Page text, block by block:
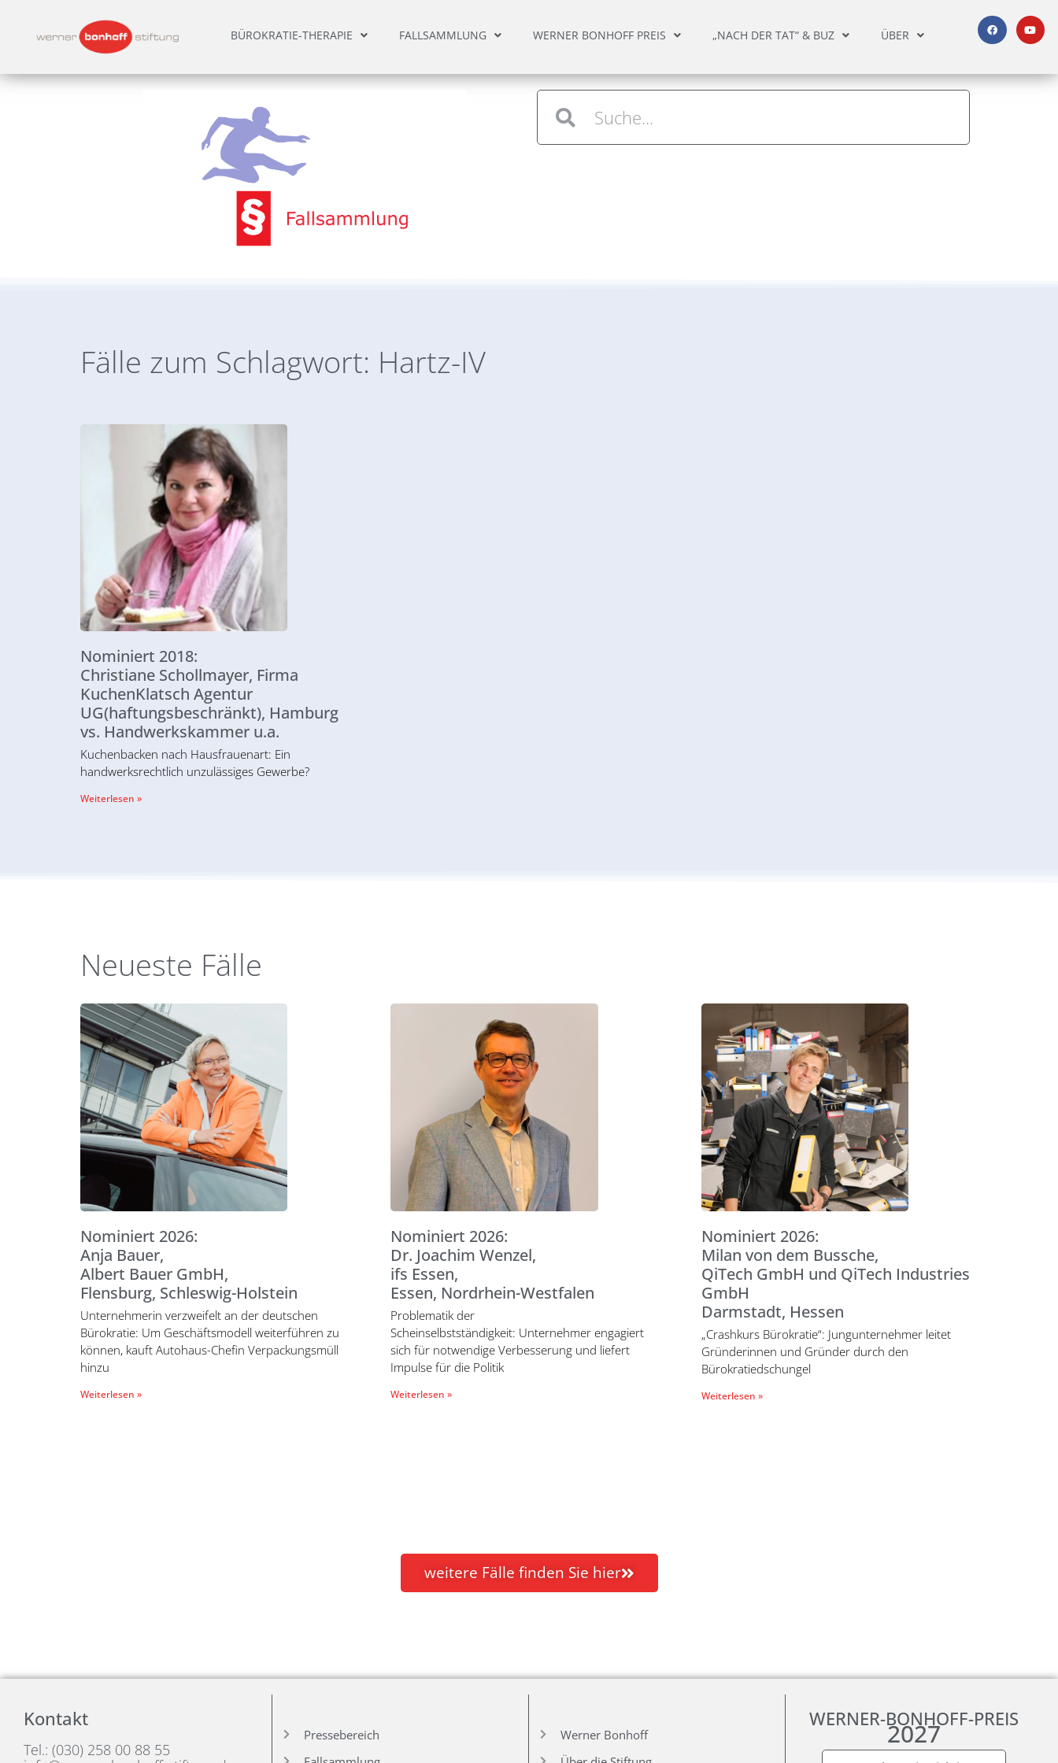
BÜROKRATIE-THERAPIE FALLSAMMLUNG WERNER BONHOFF PREIS „NACH DER TAT“ & BUZ ÜBER
Fälle zum Schlagwort: Hartz-IV
Nominiert 2018:
Christiane Schollmayer, Firma
KuchenKlatsch Agentur
UG(haftungsbeschränkt), Hamburg
vs. Handwerkskammer u.a.
Kuchenbacken nach Hausfrauenart: Ein
handwerksrechtlich unzulässiges Gewerbe?
Weiterlesen »
Neueste Fälle
Nominiert 2026:
Anja Bauer,
Albert Bauer GmbH,
Flensburg, Schleswig-Holstein
Unternehmerin verzweifelt an der deutschen
Bürokratie: Um Geschäftsmodell weiterführen zu
können, kauft Autohaus-Chefin Verpackungsmüll
hinzu
Weiterlesen »
Nominiert 2026:
Dr. Joachim Wenzel,
ifs Essen,
Essen, Nordrhein-Westfalen
Problematik der
Scheinselbstständigkeit: Unternehmer engagiert
sich für notwendige Verbesserung und liefert
Impulse für die Politik
Weiterlesen »
Nominiert 2026:
Milan von dem Bussche,
QiTech GmbH und QiTech Industries
GmbH
Darmstadt, Hessen
„Crashkurs Bürokratie“: Jungunternehmer leitet
Gründerinnen und Gründer durch den
Bürokratiedschungel
Weiterlesen »
weitere Fälle finden Sie hier
Kontakt
Tel.: (030) 258 00 88 55
Pressebereich
Werner Bonhoff
WERNER-BONHOFF-PREIS
2027